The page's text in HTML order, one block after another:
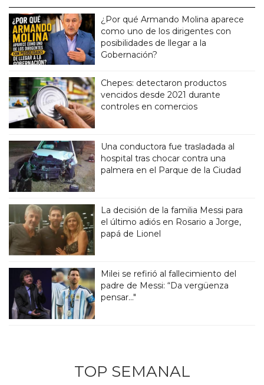
¿Por qué Armando Molina aparece
como uno de los dirigentes con
posibilidades de llegar a la
Gobernación?
Chepes: detectaron productos
vencidos desde 2021 durante
controles en comercios
Una conductora fue trasladada al
hospital tras chocar contra una
palmera en el Parque de la Ciudad
La decisión de la familia Messi para
el último adiós en Rosario a Jorge,
papá de Lionel
Milei se refirió al fallecimiento del
padre de Messi: “Da vergüenza
pensar..."
TOP SEMANAL